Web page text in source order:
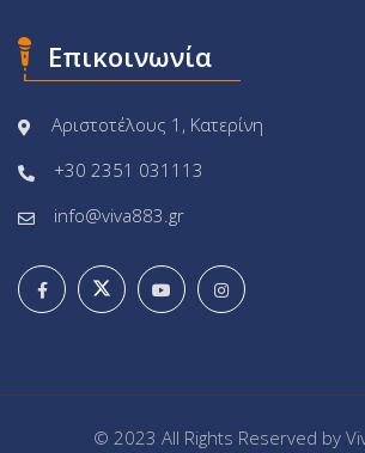
Επικοινωνία
Αριστοτέλους 1, Κατερίνη
+30 2351 031113
info@viva883.gr
© 2023 All Rights Reserved by